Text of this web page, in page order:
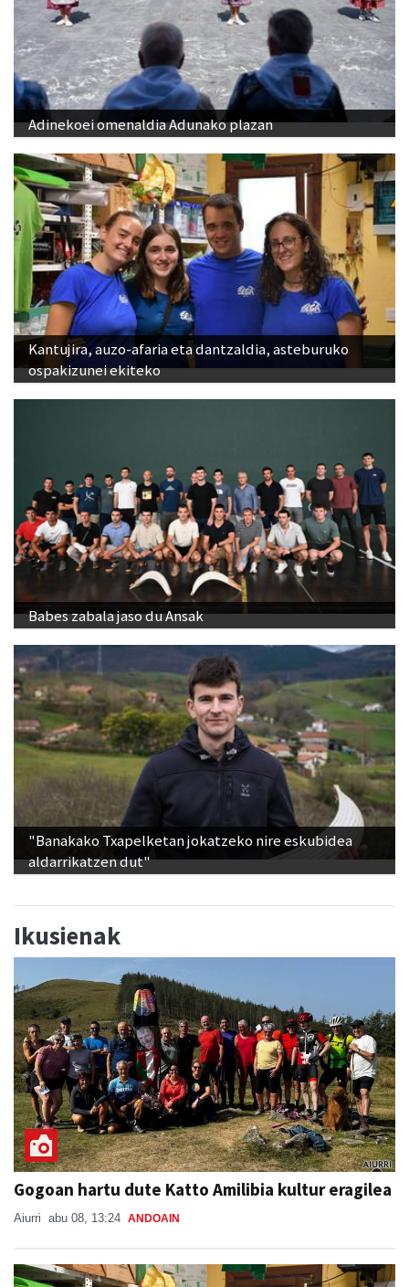
Adinekoei omenaldia Adunako plazan
Kantujira, auzo-afaria eta dantzaldia, asteburuko
ospakizunei ekiteko
Babes zabala jaso du Ansak
"Banakako Txapelketan jokatzeko nire eskubidea
aldarrikatzen dut"
Ikusienak
Gogoan hartu dute Katto Amilibia kultur eragilea
Aiurri abu 08, 13:24 ANDOAIN